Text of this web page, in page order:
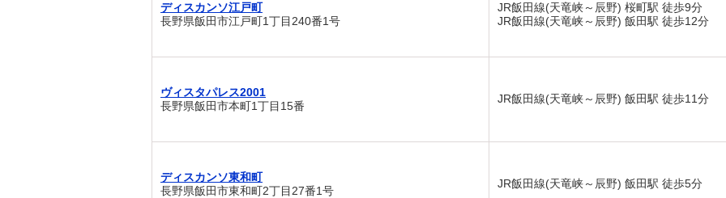
ディスカンソ江戸町
長野県飯田市江戸町1丁目240番1号
JR飯田線(天竜峡～辰野) 桜町駅 徒歩9分
JR飯田線(天竜峡～辰野) 飯田駅 徒歩12分
ヴィスタパレス2001
長野県飯田市本町1丁目15番
JR飯田線(天竜峡～辰野) 飯田駅 徒歩11分
ディスカンソ東和町
長野県飯田市東和町2丁目27番1号
JR飯田線(天竜峡～辰野) 飯田駅 徒歩5分